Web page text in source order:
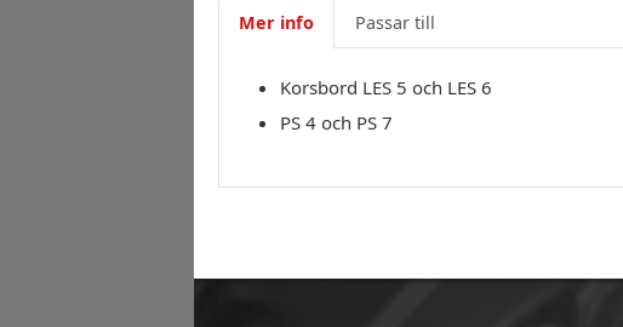
Mer info Passar till
Korsbord LES 5 och LES 6
PS 4 och PS 7